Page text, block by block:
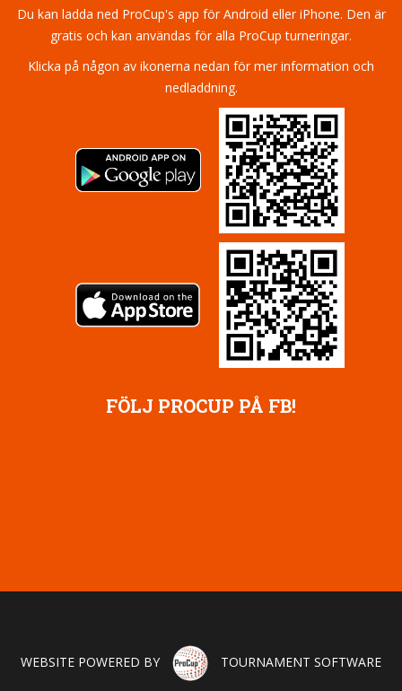
Du kan ladda ned ProCup's app för Android eller iPhone. Den är
gratis och kan användas för alla ProCup turneringar.
Klicka på någon av ikonerna nedan för mer information och
nedladdning.
FÖLJ PROCUP PÅ FB!
WEBSITE POWERED BY TOURNAMENT SOFTWARE